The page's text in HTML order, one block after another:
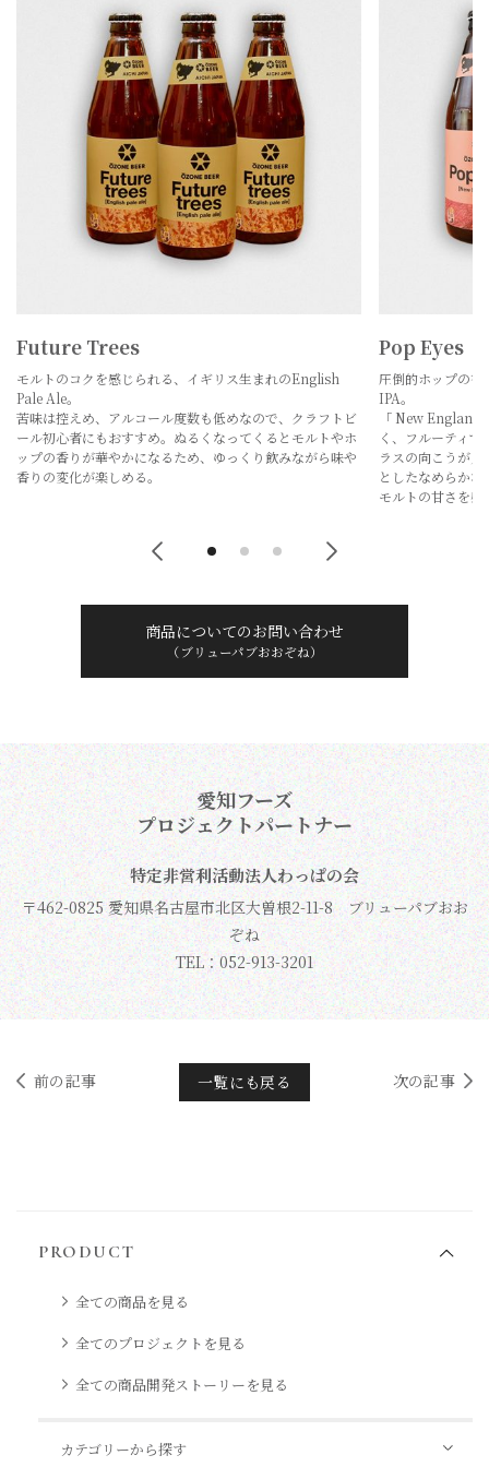
Pop Eyes
圧倒的ホップの香り、そして濁り。みんな大好きHazy
IPA。
「 New England IPA」とも呼ばれる。IPAなのに苦くな
く、フルーティでジューシーな味わいと香り。そして、グ
ラスの向こうが見えないくらいの濁りからくるややとろっ
としたなめらかな舌触り。トロピカルな香りと、ホップ、
KENZO IPA
ビタリングホッ
甘い香りが特徴だ
られるクラシッ
派手さはないが
スパイシーなソ
商品についてのお問い合わせ
（ブリューパブおおぞね）
愛知フーズ
プロジェクトパートナー
特定非営利活動法人わっぱの会
〒462-0825 愛知県名古屋市北区大曽根2-11-8 ブリューパブおお
ぞね
TEL：052-913-3201
前の記事 一覧にも戻る 次の記事
PRODUCT
全ての商品を見る
全てのプロジェクトを見る
全ての商品開発ストーリーを見る
カテゴリーから探す